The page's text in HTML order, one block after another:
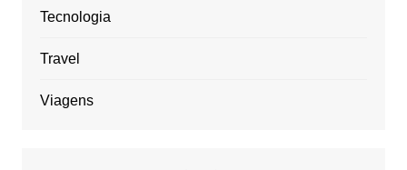
Tecnologia
Travel
Viagens